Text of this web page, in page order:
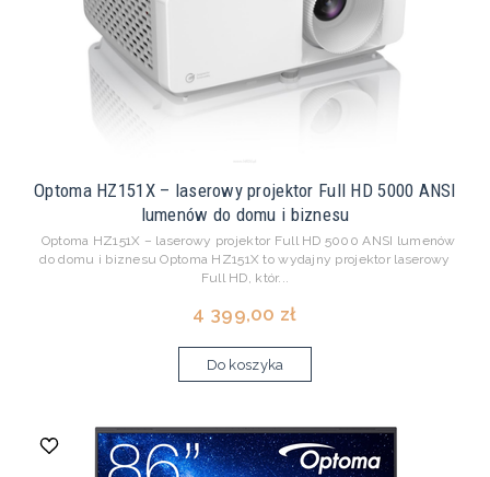
Optoma HZ151X – laserowy projektor Full HD 5000 ANSI
lumenów do domu i biznesu
Optoma HZ151X – laserowy projektor Full HD 5000 ANSI lumenów
do domu i biznesu Optoma HZ151X to wydajny projektor laserowy
Full HD, któr...
4 399,00 zł
Do koszyka